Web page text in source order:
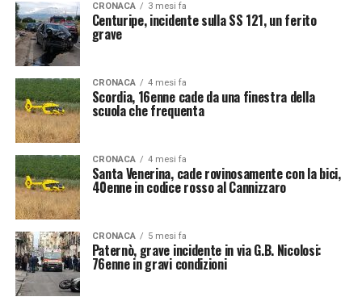
CRONACA 3 mesi fa
Centuripe, incidente sulla SS 121, un ferito
grave
CRONACA 4 mesi fa
Scordia, 16enne cade da una finestra della
scuola che frequenta
CRONACA 4 mesi fa
Santa Venerina, cade rovinosamente con la bici,
40enne in codice rosso al Cannizzaro
CRONACA 5 mesi fa
Paternò, grave incidente in via G.B. Nicolosi:
76enne in gravi condizioni